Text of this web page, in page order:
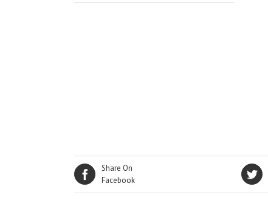
Share On
Facebook